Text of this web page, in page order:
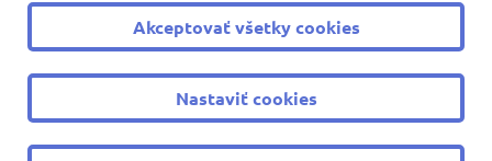
© 2008 - 2026 ZŠ Nevädzová 2 | Všetky práva vyhradené
|
Ochrana osobných údajov |
Cookies nastavenie
Tvorba web stránokaredakčný systémodAlejTech, spol. s
r.o.
Akceptovať všetky cookies
Nastaviť cookies